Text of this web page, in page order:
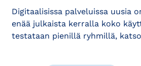
Digitaalisissa palveluissa uusia
enää julkaista kerralla koko
testataan pienillä ryhmillä,